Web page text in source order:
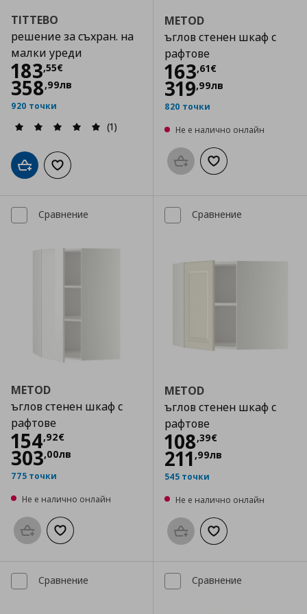
TITTEBO
решение за съхран. на
малки уреди
183,55€
Цена
358,99лв
920 точки
(1)
Добави в кошницата
Добави към списъка с любими
METOD
ъглов стенен шкаф с
рафтове
163,61€
Цена
319,99лв
820 точки
Не е налично онлайн
Προσθήκη στο καλάθι
Добави към
Сравнение
METOD
ъглов стенен шкаф с
рафтове
154,92€
Цена
303,00лв
775 точки
Не е налично онлайн
Προσθήκη στο καλάθι
Добави към списъка с любими
Сравнение
METOD
ъглов стенен шкаф с
рафтове
108,39€
Цена
211 ,99лв
545 точки
Не е налично онлайн
Προσθήκη στο καλάθι
Добави към
Сравнение Сравнение